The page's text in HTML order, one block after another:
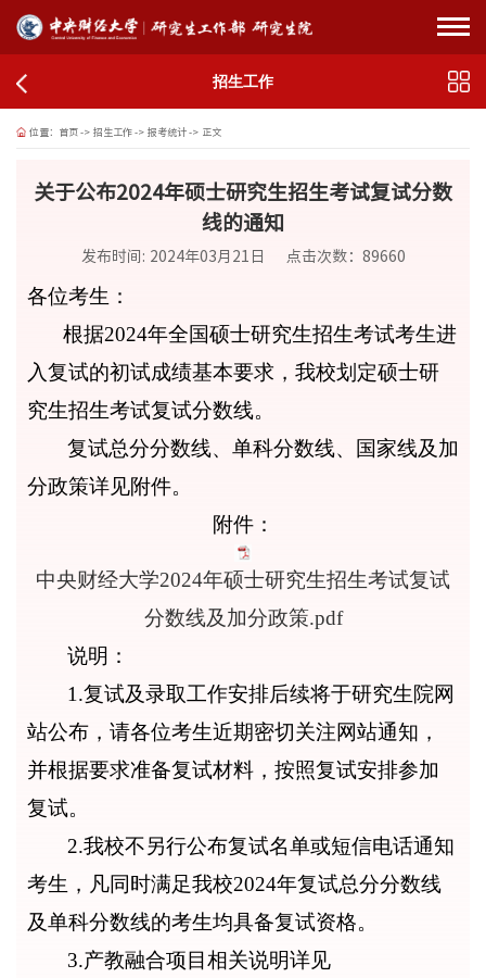
招生工作
位置： 首页-> 招生工作-> 报考统计-> 正文
关于公布2024年硕士研究生招生考试复试分数
线的通知
发布时间: 2024年03月21日 点击次数： 89660
各位考生：
根据2024年全国硕士研究生招生考试考生进
入复试的初试成绩基本要求，我校划定硕士研
究生招生考试复试分数线。
复试总分分数线、单科分数线、国家线及加
分政策详见附件。
附件：
中央财经大学2024年硕士研究生招生考试复试
分数线及加分政策.pdf
说明：
1.复试及录取工作安排后续将于研究生院网
站公布，请各位考生近期密切关注网站通知，
并根据要求准备复试材料，按照复试安排参加
复试。
2.我校不另行公布复试名单或短信电话通知
考生，凡同时满足我校2024年复试总分分数线
及单科分数线的考生均具备复试资格。
3.产教融合项目相关说明详见